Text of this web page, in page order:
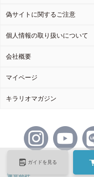
ガイドを見る
偽サイトに関するご注意
個人情報の取り扱いについて
会社概要
マイページ
キラリオマガジン